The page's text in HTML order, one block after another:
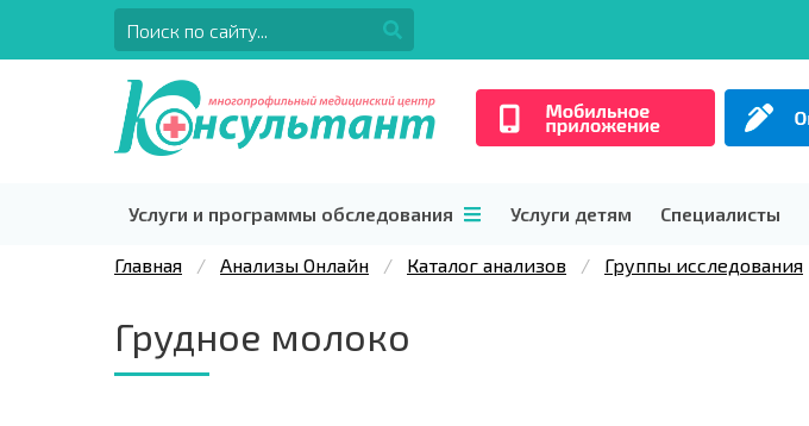
Услуги и программы обследования Услуги детям Специалисты
Главная Анализы Онлайн Каталог анализов Группы исследования
Грудное молоко